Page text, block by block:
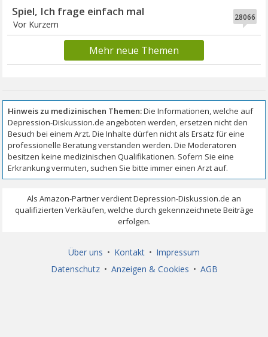
28066
Spiel, Ich frage einfach mal
Vor Kurzem
Mehr neue Themen
Über uns • Kontakt • Impressum
Datenschutz • Anzeigen & Cookies • AGB